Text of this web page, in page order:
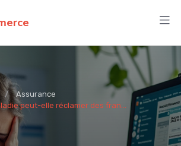
Assurance
peut-elle réclamer des fran...